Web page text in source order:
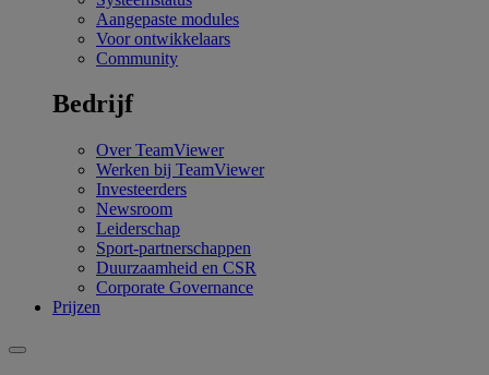
Aangepaste modules
Voor ontwikkelaars
Community
Bedrijf
Over TeamViewer
Werken bij TeamViewer
Investeerders
Newsroom
Leiderschap
Sport-partnerschappen
Duurzaamheid en CSR
Corporate Governance
Prijzen